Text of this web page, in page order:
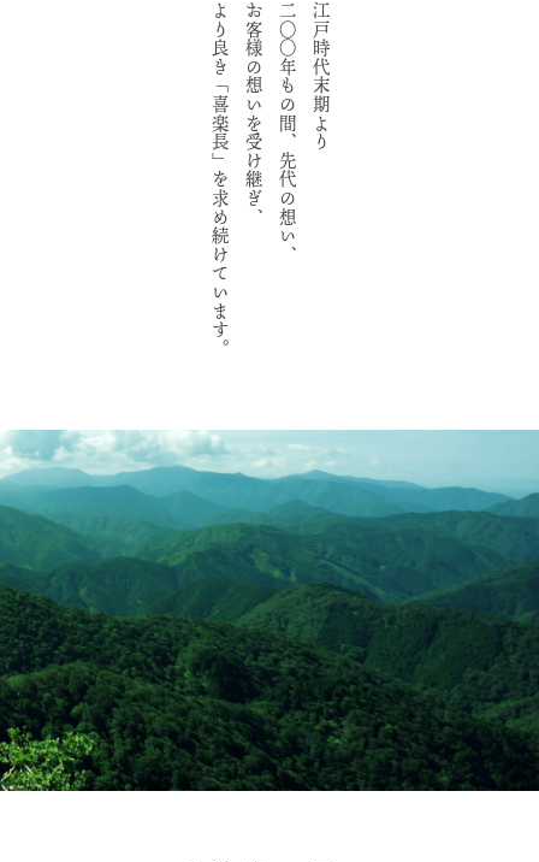
江戸時代末期より
二〇〇年もの間、先代の想い、
お客様の想いを受け継ぎ、
より良き「喜楽長」を求め続けています。